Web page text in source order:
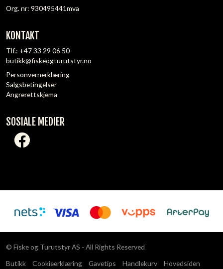
Org. nr: 930495441mva
KONTAKT
Tlf.: +47 33 29 06 50
butikk@fiskeogturutstyr.no
Personvernerklæring
Salgsbetingelser
Angrerettskjema
SOSIALE MEDIER
© Fiske og Turutstyr AS - All Rights Reserved
Butikk
Cookieerklæring Gavetips Handlekurv Hovedsiden